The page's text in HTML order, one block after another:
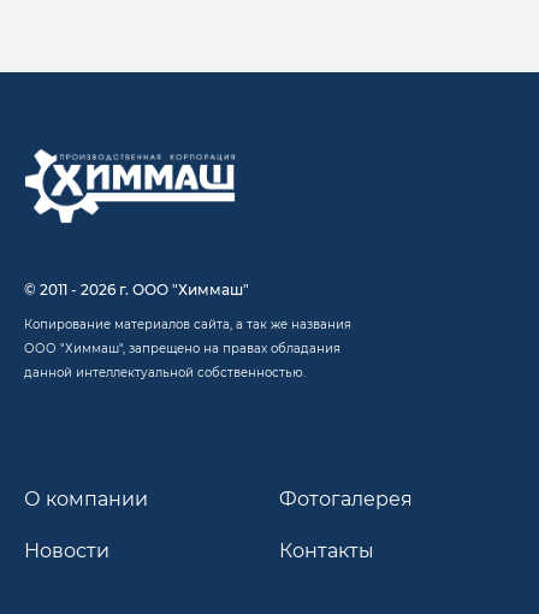
© 2011 - 2026 г. ООО "Химмаш"
Копирование материалов сайта, а так же названия
ООО "Химмаш", запрещено на правах обладания
данной интеллектуальной собственностью.
О компании
Новости
Фотогалерея
Контакты